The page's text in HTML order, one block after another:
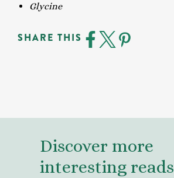
Glycine
SHARE THIS
Discover more
interesting reads